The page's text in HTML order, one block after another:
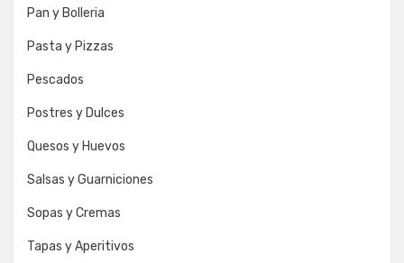
Pan y Bolleria
Pasta y Pizzas
Pescados
Postres y Dulces
Quesos y Huevos
Salsas y Guarniciones
Sopas y Cremas
Tapas y Aperitivos